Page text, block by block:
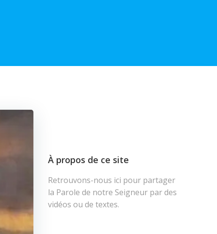
À propos de ce site
Retrouvons-nous ici pour partager
la Parole de notre Seigneur par des
vidéos ou de textes.